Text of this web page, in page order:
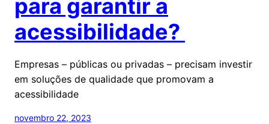
para garantir a
acessibilidade?
Empresas – públicas ou privadas – precisam investir
em soluções de qualidade que promovam a
acessibilidade
novembro 22, 2023